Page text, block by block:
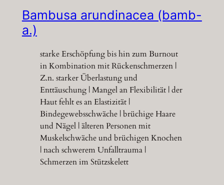
Bambusa arundinacea (bamb-
a.)
starke Erschöpfung bis hin zum Burnout
in Kombination mit Rückenschmerzen |
Z.n. starker Überlastung und
Enttäuschung | Mangel an Flexibilität | der
Haut fehlt es an Elastizität |
Bindegewebsschwäche | brüchige Haare
und Nägel | älteren Personen mit
Muskelschwäche und brüchigen Knochen
| nach schwerem Unfalltrauma |
Schmerzen im Stützskelett